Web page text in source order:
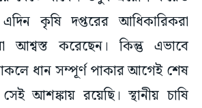
কৃষি দপ্তরের আধিকারিকরা
আশ্বস্ত করেছেন। কিন্তু এভাবে
ধান সম্পূর্ণ পাকার আগেই শেষ
আশঙ্কায় রয়েছি। স্থানীয় চাষি